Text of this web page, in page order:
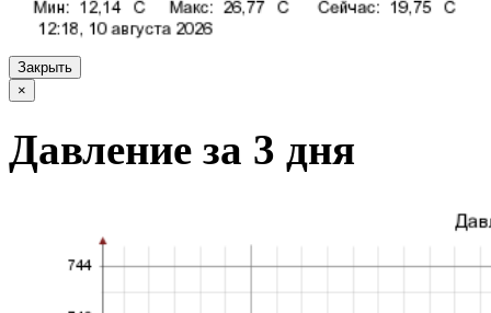
Закрыть
×
Давление за 3 дня